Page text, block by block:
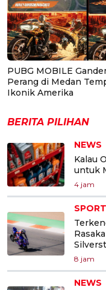
PUBG MOBILE
Perang di Medan
Ikonik Amerika
BERITA PILIHAN
NEWS
Kalau
untuk
4 jam
SPORT
8 jam
NEWS